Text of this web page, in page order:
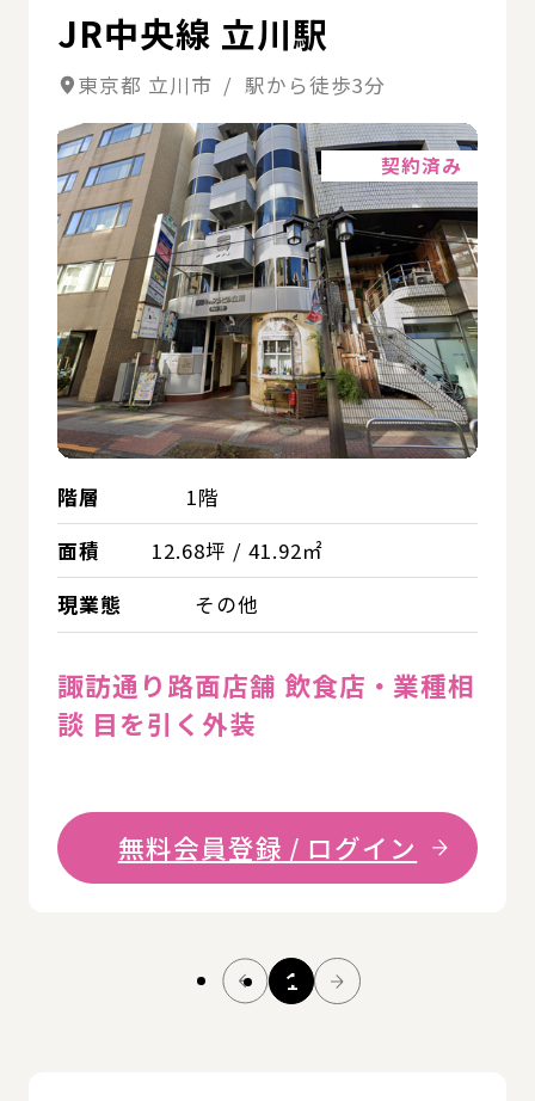
JR中央線 立川駅
東京都 立川市 / 駅から徒歩3分
契約済み
階層
1階
面積
12.68坪 / 41.92㎡
現業態
その他
諏訪通り路面店舗 飲食店・業種相
談 目を引く外装
無料会員登録 / ログイン
1